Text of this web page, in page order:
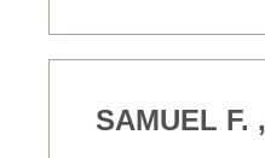
SAMUEL F. ,